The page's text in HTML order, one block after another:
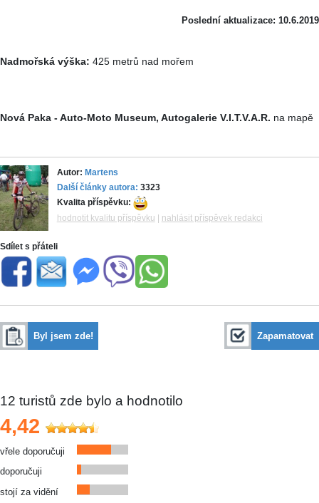
Poslední aktualizace: 10.6.2019
Nadmořská výška: 425 metrů nad mořem
Nová Paka - Auto-Moto Museum, Autogalerie V.I.T.V.A.R. na mapě
Autor: Martens
Další články autora: 3323
Kvalita příspěvku:
hodnotit kvalitu příspěvku
nahlásit příspěvek redakci
Sdílet s přáteli
Byl jsem zde! Zapamatovat
12 turistů zde bylo a hodnotilo
4,42
vřele doporučuji
doporučuji
stojí za vidění